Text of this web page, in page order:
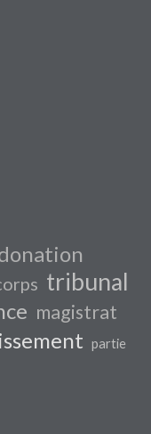
tribunal
magistrat
partie